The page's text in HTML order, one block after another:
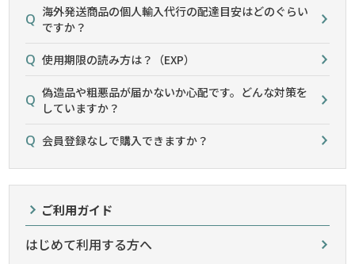
海外発送商品の個人輸入代行の配達目安はどのぐらい
ですか？
使用期限の読み方は？（EXP）
偽造品や粗悪品が届かないか心配です。どんな対策を
していますか？
会員登録なしで購入できますか？
ご利用ガイド
はじめて利用する方へ